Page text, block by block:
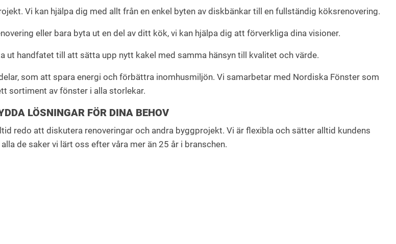
Vi kan hjälpa dig med allt från en enkel byten av diskbänkar till en fullständig köksrenovering.
eller bara byta ut en del av ditt kök, vi kan hjälpa dig att förverkliga dina visioner.
ut handfatet till att sätta upp nytt kakel med samma hänsyn till kvalitet och värde.
som att spara energi och förbättra inomhusmiljön. Vi samarbetar med Nordiska Fönster som
sortiment av fönster i alla storlekar.
LÖSNINGAR FÖR DINA BEHOV
redo att diskutera renoveringar och andra byggprojekt. Vi är flexibla och sätter alltid kundens
de saker vi lärt oss efter våra mer än 25 år i branschen.